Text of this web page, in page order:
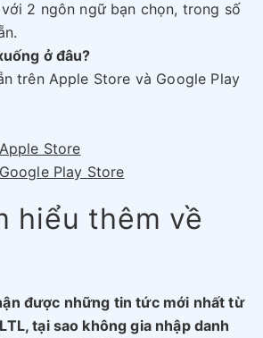
2 ngôn ngữ bạn chọn, trong số
ở đâu?
trên Apple Store và Google Play
Apple Store
Google Play Store
hiểu thêm về
được những tin tức mới nhất từ
tại sao không gia nhập danh